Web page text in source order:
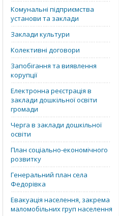
Комунальні підприємства
установи та заклади
Заклади культури
Колективні договори
Запобігання та виявлення
корупції
Електронна реєстрація в
заклади дошкільної освіти
громади
Черга в заклади дошкільної
освіти
План соціально-економічного
розвитку
Генеральний план села
Федорівка
Евакуація населення, закрема
маломобільних груп населення